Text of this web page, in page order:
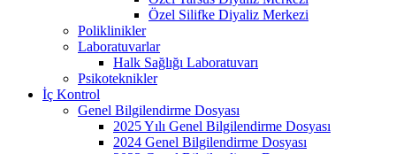
Özel Silifke Diyaliz Merkezi
Poliklinikler
Laboratuvarlar
Halk Sağlığı Laboratuvarı
Psikoteknikler
İç Kontrol
Genel Bilgilendirme Dosyası
2025 Yılı Genel Bilgilendirme Dosyası
2024 Genel Bilgilendirme Dosyası